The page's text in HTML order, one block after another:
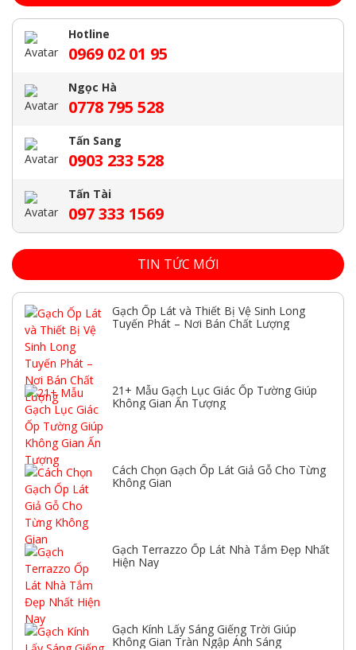
Hotline
0969 02 01 95
Ngọc Hà
0778 795 528
Tấn Sang
0903 233 528
Tấn Tài
097 333 1569
TIN TỨC MỚI
Gạch Ốp Lát và Thiết Bị Vệ Sinh Long
Tuyến Phát – Nơi Bán Chất Lượng
21+ Mẫu Gạch Lục Giác Ốp Tường Giúp
Không Gian Ấn Tượng
Cách Chọn Gạch Ốp Lát Giả Gỗ Cho Từng
Không Gian
Gạch Terrazzo Ốp Lát Nhà Tắm Đẹp Nhất
Hiện Nay
Gạch Kính Lấy Sáng Giếng Trời Giúp
Không Gian Tràn Ngập Ánh Sáng